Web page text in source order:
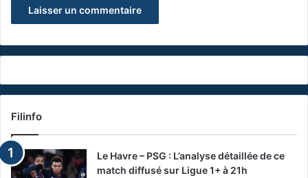
Filinfo
Le Havre – PSG : L’analyse détaillée de ce
match diffusé sur Ligue 1+ à 21h